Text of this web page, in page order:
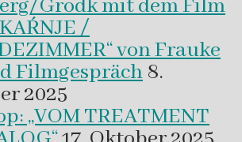
Grodk mit dem Film
/
von Frauke
Filmgespräch 8.
2025
„VOM TREATMENT